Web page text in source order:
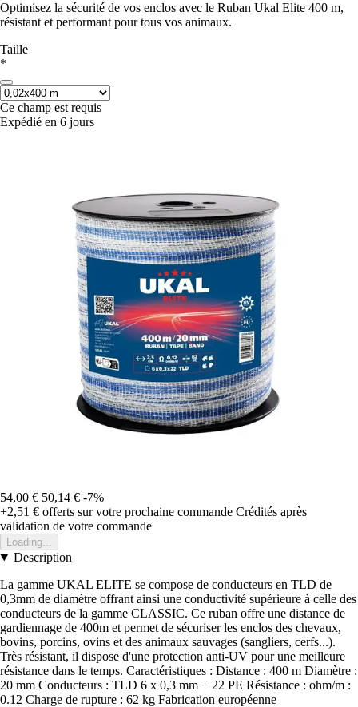
Optimisez la sécurité de vos enclos avec le Ruban Ukal Elite 400 m,
résistant et performant pour tous vos animaux.
Taille
*
Ce champ est requis
Expédié en 6 jours
54,00 € 50,14 € -7%
+2,51 € offerts sur votre prochaine commande Crédités après
validation de votre commande
Loading...
Description
La gamme UKAL ELITE se compose de conducteurs en TLD de
0,3mm de diamètre offrant ainsi une conductivité supérieure à celle des
conducteurs de la gamme CLASSIC. Ce ruban offre une distance de
gardiennage de 400m et permet de sécuriser les enclos des chevaux,
bovins, porcins, ovins et des animaux sauvages (sangliers, cerfs...).
Très résistant, il dispose d'une protection anti-UV pour une meilleure
résistance dans le temps. Caractéristiques : Distance : 400 m Diamètre :
20 mm Conducteurs : TLD 6 x 0,3 mm + 22 PE Résistance : ohm/m :
0.12 Charge de rupture : 62 kg Fabrication européenne